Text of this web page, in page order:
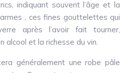
indiquant souvent l’âge et la
, ces fines gouttelettes qui
après l’avoir fait tourner,
alcool et la richesse du vin.
généralement une robe pâle